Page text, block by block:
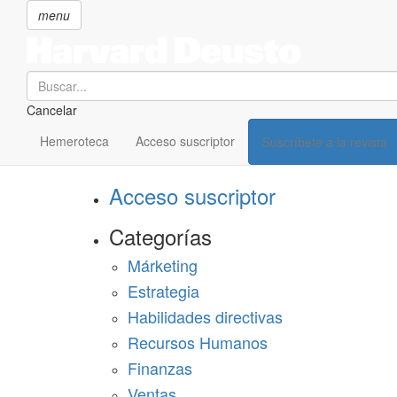
menu
Search
Cancelar
Hemeroteca Acceso suscriptor Suscríbete a la revista
SECCIONES
Suscríbete a Harvard Deusto
Acceso suscriptor
Categorías
Márketing
Estrategia
Habilidades directivas
Recursos Humanos
Finanzas